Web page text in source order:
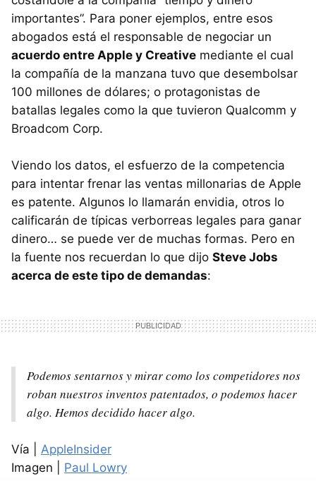
importantes”. Para poner ejemplos, entre esos
abogados está el responsable de negociar un
acuerdo entre Apple y Creative mediante el cual
la compañía de la manzana tuvo que desembolsar
100 millones de dólares; o protagonistas de
batallas legales como la que tuvieron Qualcomm y
Broadcom Corp.
Viendo los datos, el esfuerzo de la competencia
para intentar frenar las ventas millonarias de Apple
es patente. Algunos lo llamarán envidia, otros lo
calificarán de típicas verborreas legales para ganar
dinero… se puede ver de muchas formas. Pero en
la fuente nos recuerdan lo que dijo Steve Jobs
acerca de este tipo de demandas:
Podemos sentarnos y mirar como los competidores nos
roban nuestros inventos patentados, o podemos hacer
algo. Hemos decidido hacer algo.
Vía | AppleInsider
Imagen | Paul Lowry